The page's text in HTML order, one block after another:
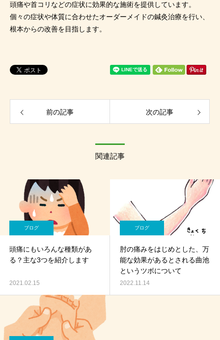
頭痛や首コリなどの症状に効果的な施術を提供しています。
個々の症状や体質に合わせたオーダーメイドの鍼灸治療を行い、
根本からの改善を目指します。
前の記事 次の記事
関連記事
ブログ
頭痛にもいろんな種類があ
る？主な3つを紹介します
2021.02.15
ブログ
肘の痛みをはじめとした、万
能な効果があるとされる曲池
というツボについて
2022.11.14